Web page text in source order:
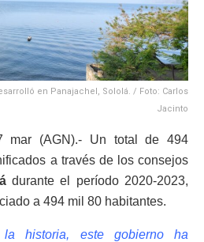
en Panajachel, Sololá. / Foto: Carlos
Jacinto
mar (AGN).- Un total de 494
a través de los consejos
durante el período 2020-2023,
a 494 mil 80 habitantes.
historia, este gobierno ha